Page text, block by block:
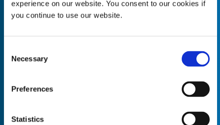
experience on our website. You consent to our cookies if
you continue to use our website.
Selection
Necessary
Preferences
Statistics
Product Name* Empty